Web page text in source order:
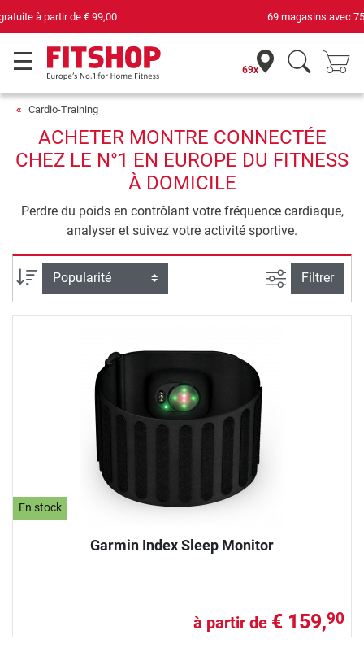
69 magasins avec 75 techniciens
69x
Cardio-Training
ACHETER MONTRE CONNECTÉE
CHEZ LE N°1 EN EUROPE DU FITNESS
À DOMICILE
Perdre du poids en contrôlant votre fréquence cardiaque,
analyser et suivez votre activité sportive.
Trier par Filtrer la
Filtrer
En stock
Garmin Index Sleep Monitor
à partir de € 159,90